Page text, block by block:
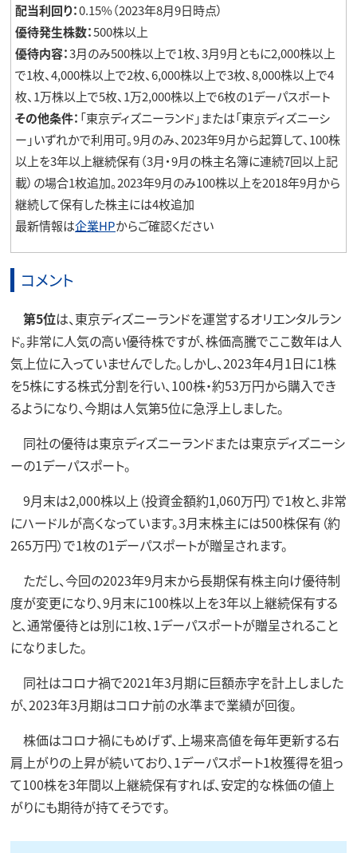
配当利回り：0.15%（2023年8月9日時点）
優待発生株数：500株以上
優待内容：3月のみ500株以上で1枚、3月9月ともに2,000株以上
で1枚、4,000株以上で2枚、6,000株以上で3枚、8,000株以上で4
枚、1万株以上で5枚、1万2,000株以上で6枚の1デーパスポート
その他条件： 「東京ディズニーランド」または「東京ディズニーシ
ー」いずれかで利用可。9月のみ、2023年9月から起算して、100株
以上を3年以上継続保有（3月・9月の株主名簿に連続7回以上記
載）の場合1枚追加。2023年9月のみ100株以上を2018年9月から
継続して保有した株主には4枚追加
最新情報は企業HPからご確認ください
コメント
第5位は、東京ディズニーランドを運営するオリエンタルラン
ド。非常に人気の高い優待株ですが、株価高騰でここ数年は人
気上位に入っていませんでした。しかし、2023年4月1日に1株
を5株にする株式分割を行い、100株・約53万円から購入でき
るようになり、今期は人気第5位に急浮上しました。
同社の優待は東京ディズニーランドまたは東京ディズニーシ
ーの1デーパスポート。
9月末は2,000株以上（投資金額約1,060万円）で1枚と、非常
にハードルが高くなっています。3月末株主には500株保有（約
265万円）で1枚の1デーパスポートが贈呈されます。
ただし、今回の2023年9月末から長期保有株主向け優待制
度が変更になり、9月末に100株以上を3年以上継続保有する
と、通常優待とは別に1枚、1デーパスポートが贈呈されること
になりました。
同社はコロナ禍で2021年3月期に巨額赤字を計上しました
が、2023年3月期はコロナ前の水準まで業績が回復。
株価はコロナ禍にもめげず、上場来高値を毎年更新する右
肩上がりの上昇が続いており、1デーパスポート1枚獲得を狙っ
て100株を3年間以上継続保有すれば、安定的な株価の値上
がりにも期待が持てそうです。